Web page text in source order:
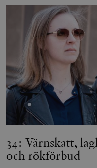
34: Värnskatt,
och rökförbud